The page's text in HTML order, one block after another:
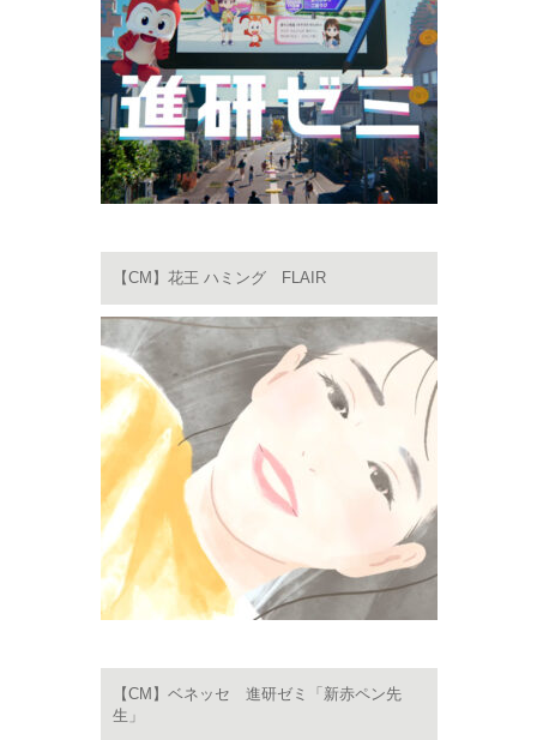
【CM】花王 ハミング FLAIR
【CM】ベネッセ 進研ゼミ「新赤ペン先
生」